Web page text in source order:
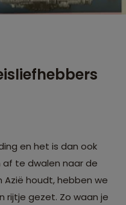
en het is dan ook
te dwalen naar de
houdt, hebben we
rijtje gezet. Zo waan je